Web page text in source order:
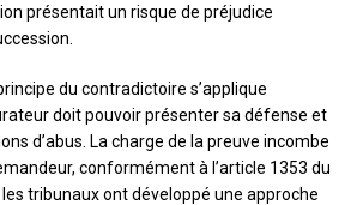
présentait un risque de préjudice
du contradictoire s’applique
doit pouvoir présenter sa défense et
d’abus. La charge de la preuve incombe
conformément à l’article 1353 du
tribunaux ont développé une approche